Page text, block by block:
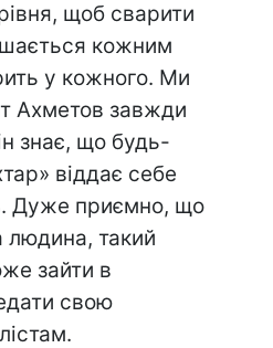
щоб сварити
кожним
у кожного. Ми
Ахметов завжди
знає, що будь-
віддає себе
Дуже приємно, що
людина, такий
зайти в
свою